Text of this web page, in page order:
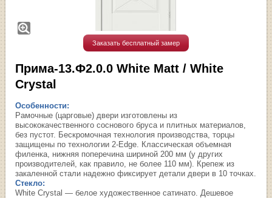
Заказать бесплатный замер
Прима-13.Ф2.0.0 White Matt / White
Сrystal
Особенности:
Рамочные (царговые) двери изготовлены из
высококачественного соснового бруса и плитных материалов,
без пустот. Бескромочная технология производства, торцы
защищены по технологии 2-Edge. Классическая объемная
филенка, нижняя поперечина шириной 200 мм (у других
производителей, как правило, не более 110 мм). Крепеж из
закаленной стали надежно фиксирует детали двери в 10 точках.
Стекло:
White Сrystal — белое художественное сатинато. Дешевое